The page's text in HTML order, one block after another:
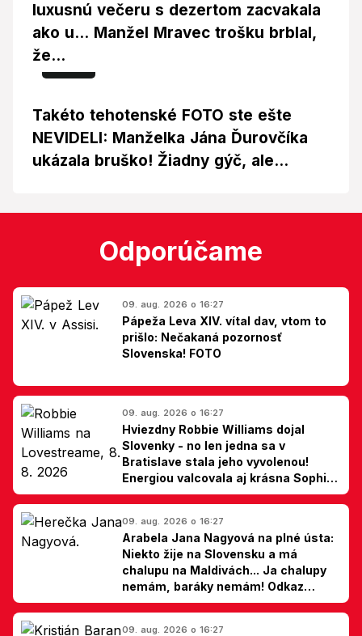
luxusnú večeru s dezertom zacvakala
ako u... Manžel Mravec trošku brblal,
že...
Foto
Takéto tehotenské FOTO ste ešte
NEVIDELI: Manželka Jána Ďurovčíka
ukázala bruško! Žiadny gýč, ale...
Odporúčame
09. aug. 2026 o 16:27
Pápeža Leva XIV. vítal dav, vtom to
prišlo: Nečakaná pozornosť
Slovenska! FOTO
09. aug. 2026 o 16:27
Hviezdny Robbie Williams dojal
Slovenky - no len jedna sa v
Bratislave stala jeho vyvolenou!
Energiou valcovala aj krásna Sophie
Ellis-Bextor (foto)
09. aug. 2026 o 16:27
Arabela Jana Nagyová na plné ústa:
Niekto žije na Slovensku a má
chalupu na Maldivách... Ja chalupy
nemám, baráky nemám! Odkaz
Slovákom
09. aug. 2026 o 16:27